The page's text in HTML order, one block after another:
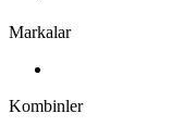
Markalar
Kombinler